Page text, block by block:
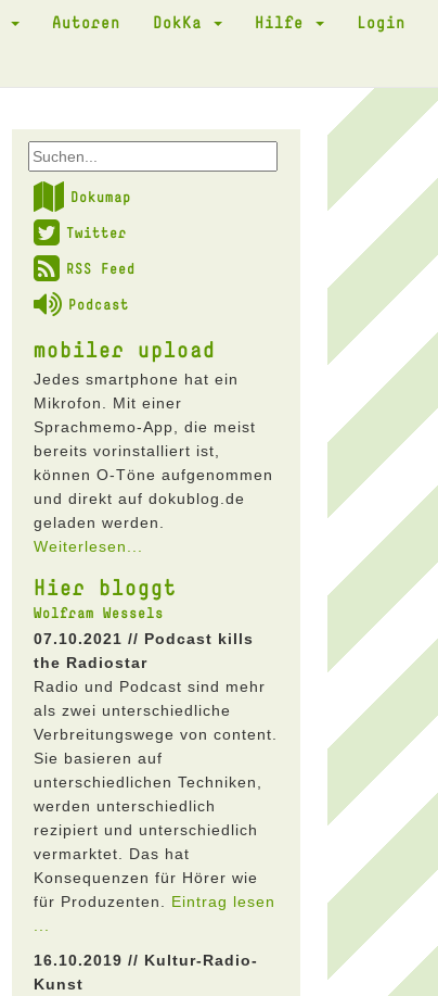
Autoren DokKa Hilfe Login
Dokumap
Twitter
RSS Feed
Podcast
mobiler upload
Jedes smartphone hat ein
Mikrofon. Mit einer
Sprachmemo-App, die meist
bereits vorinstalliert ist,
können O-Töne aufgenommen
und direkt auf dokublog.de
geladen werden.
Weiterlesen...
Hier bloggt
Wolfram Wessels
07.10.2021 // Podcast kills
the Radiostar
Radio und Podcast sind mehr
als zwei unterschiedliche
Verbreitungswege von content.
Sie basieren auf
unterschiedlichen Techniken,
werden unterschiedlich
rezipiert und unterschiedlich
vermarktet. Das hat
Konsequenzen für Hörer wie
für Produzenten. Eintrag lesen
16.10.2019 // Kultur-Radio-
Kunst